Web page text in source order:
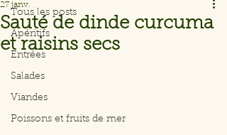
Tous les posts
Apéritifs
Entrées
Salades
Viandes
Poissons et fruits de mer
Sauté de dinde curcuma
et raisins secs
27 janv.